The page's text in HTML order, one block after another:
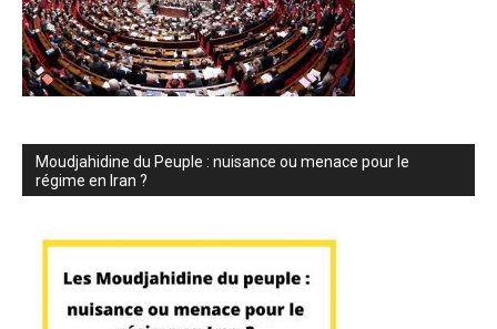
Moudjahidine du Peuple : nuisance ou menace pour le
régime en Iran ?